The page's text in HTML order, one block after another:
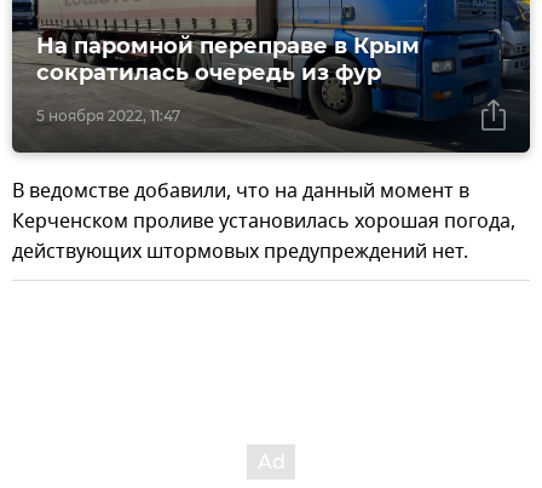
5 ноября 2022, 11:47
На паромной переправе в Крым
сократилась очередь из фур
В ведомстве добавили, что на данный момент в
Керченском проливе установилась хорошая погода,
действующих штормовых предупреждений нет.